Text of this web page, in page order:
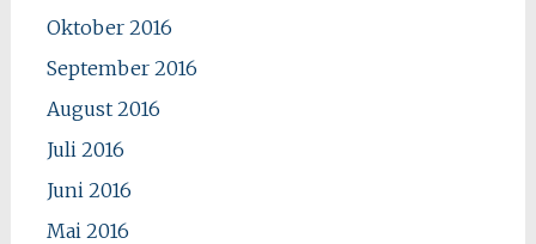
Oktober 2016
September 2016
August 2016
Juli 2016
Juni 2016
Mai 2016